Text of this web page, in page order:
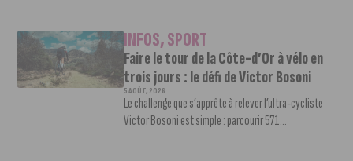
INFOS,SPORT
Faire le tour de la Côte-d’Or à vélo en
trois jours : le défi de Victor Bosoni
5 AOÛT, 2026
Le challenge que s’apprête à relever l’ultra-cycliste
Victor Bosoni est simple : parcourir 571...